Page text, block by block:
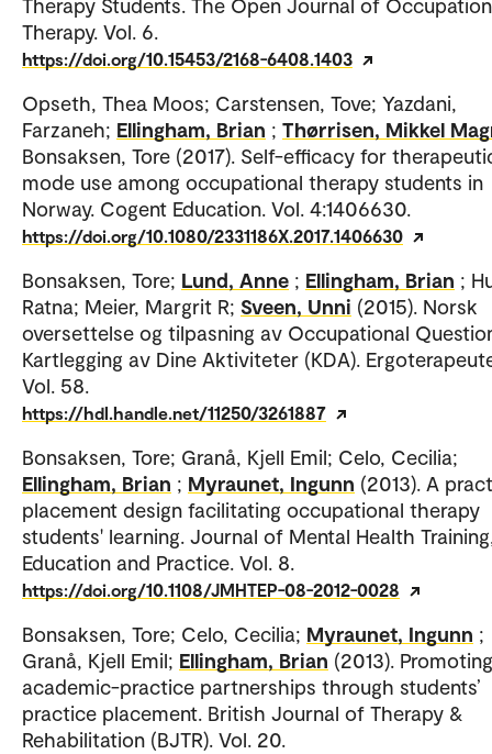
Therapy Students. The Open Journal of
Therapy. Vol. 6.
https://doi.org/10.15453/2168-6408.1403
Opseth, Thea Moos; Carstensen, Tove; Yazdani,
Farzaneh; Ellingham, Brian ; Thørrisen, Mikkel
Bonsaksen, Tore (2017). Self-efficacy for
mode use among occupational therapy students in
Norway. Cogent Education. Vol. 4:1406630.
https://doi.org/10.1080/2331186X.2017.1406630
Bonsaksen, Tore; Lund, Anne ; Ellingham, Brian ;
Ratna; Meier, Margrit R; Sveen, Unni (2015). Norsk
oversettelse og tilpasning av Occupational
Kartlegging av Dine Aktiviteter (KDA).
Vol. 58.
https://hdl.handle.net/11250/3261887
Bonsaksen, Tore; Granå, Kjell Emil; Celo, Cecilia;
Ellingham, Brian ; Myraunet, Ingunn (2013). A
placement design facilitating occupational therapy
students' learning. Journal of Mental Health
Education and Practice. Vol. 8.
https://doi.org/10.1108/JMHTEP-08-2012-0028
Bonsaksen, Tore; Celo, Cecilia; Myraunet, Ingunn ;
Granå, Kjell Emil; Ellingham, Brian (2013). Promoting
academic-practice partnerships through students’
practice placement. British Journal of Therapy &
Rehabilitation (BJTR). Vol. 20.